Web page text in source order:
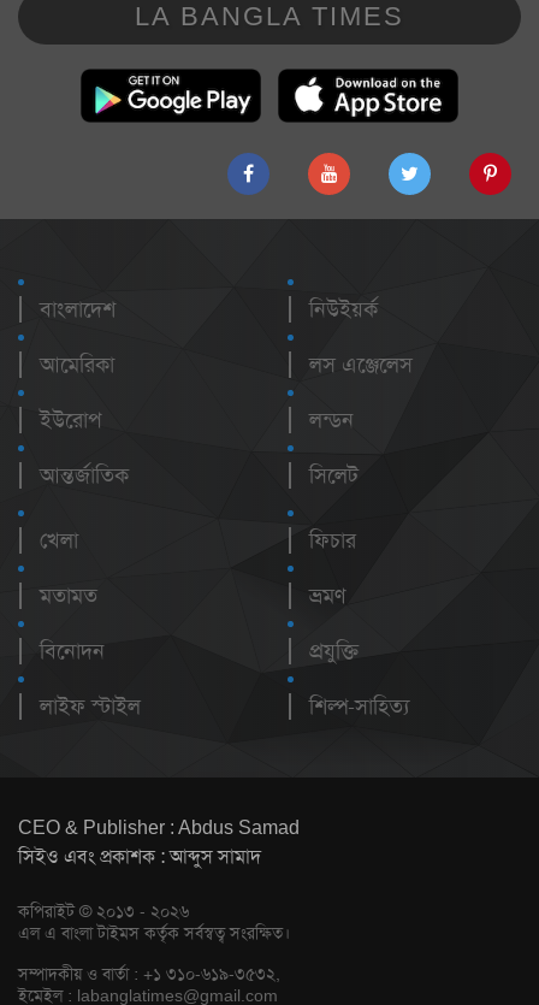
LA BANGLA TIMES
বাংলাদেশ
আমেরিকা
ইউরোপ
আন্তর্জাতিক
নিউইয়র্ক
লস এঞ্জেলেস
লন্ডন
সিলেট
খেলা
মতামত
বিনোদন
লাইফ স্টাইল
ফিচার
ভ্রমণ
প্রযুক্তি
শিল্প-সাহিত্য
CEO & Publisher : Abdus Samad
সিইও এবং প্রকাশক : আব্দুস সামাদ
কপিরাইট © ২০১৩ - ২০২৬
এল এ বাংলা টাইমস কর্তৃক সর্বস্বত্ব সংরক্ষিত।
সম্পাদকীয় ও বার্তা : +১ ৩১০-৬১৯-৩৫৩২,
ইমেইল : labanglatimes@gmail.com